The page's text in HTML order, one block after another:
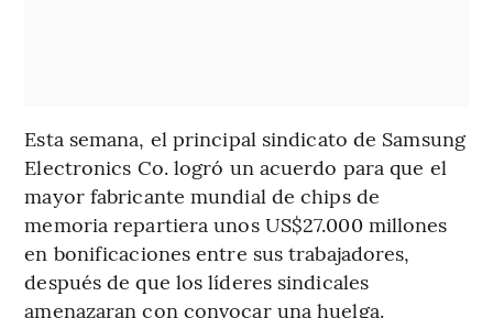
Esta semana, el principal sindicato de Samsung
Electronics Co. logró un acuerdo para que el
mayor fabricante mundial de chips de
memoria repartiera unos US$27.000 millones
en bonificaciones entre sus trabajadores,
después de que los líderes sindicales
amenazaran con convocar una huelga.